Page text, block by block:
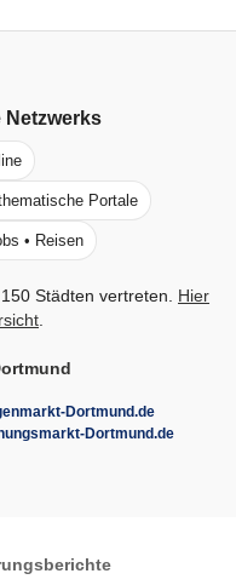
Netzwerks
Portale
• Reisen
Städten vertreten.
Hier
Dortmund.de
Dortmund.de